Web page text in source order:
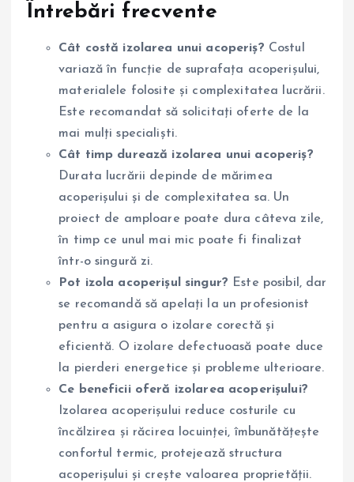
Întrebări frecvente
Cât costă izolarea unui acoperiș? Costul
variază în funcție de suprafața acoperișului,
materialele folosite și complexitatea lucrării.
Este recomandat să solicitați oferte de la
mai mulți specialiști.
Cât timp durează izolarea unui acoperiș?
Durata lucrării depinde de mărimea
acoperișului și de complexitatea sa. Un
proiect de amploare poate dura câteva zile,
în timp ce unul mai mic poate fi finalizat
într-o singură zi.
Pot izola acoperișul singur? Este posibil, dar
se recomandă să apelați la un profesionist
pentru a asigura o izolare corectă și
eficientă. O izolare defectuoasă poate duce
la pierderi energetice și probleme ulterioare.
Ce beneficii oferă izolarea acoperișului?
Izolarea acoperișului reduce costurile cu
încălzirea și răcirea locuinței, îmbunătățește
confortul termic, protejează structura
acoperișului și crește valoarea proprietății.